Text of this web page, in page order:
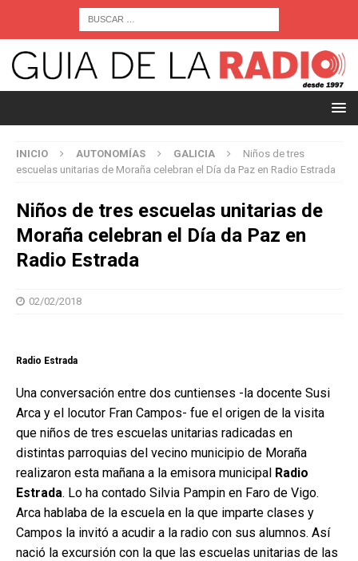
INICIO AUTONOMÍAS GALICIA
Niños de tres
escuelas unitarias de Moraña celebran el Día da Paz en Radio Estrada
Niños de tres escuelas unitarias de
Moraña celebran el Día da Paz en
Radio Estrada
02/02/2018
Radio Estrada
Una conversación entre dos cuntienses -la docente Susi
Arca y el locutor Fran Campos- fue el origen de la visita
que niños de tres escuelas unitarias radicadas en
distintas parroquias del vecino municipio de Moraña
realizaron esta mañana a la emisora municipal Radio
Estrada. Lo ha contado Silvia Pampin en Faro de Vigo.
Arca hablaba de la escuela en la que imparte clases y
Campos la invitó a acudir a la radio con sus alumnos. Así
nació la excursión con la que las escuelas unitarias de las